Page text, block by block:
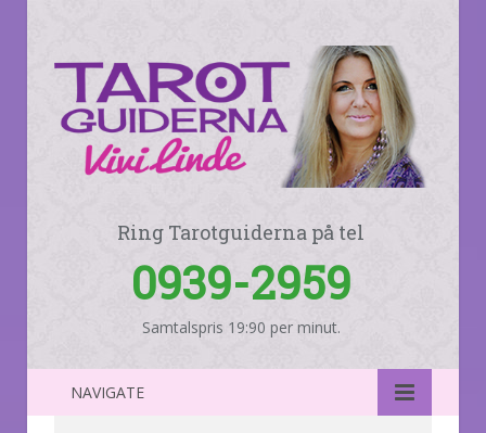
Ring Tarotguiderna på tel
0939-2959
Samtalspris 19:90 per minut.
NAVIGATE